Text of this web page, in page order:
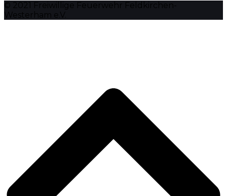
© 2021 Freiwillige Feuerwehr Feldkirchen-
Westerham e.V.